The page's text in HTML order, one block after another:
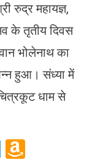
रुद्र महायज्ञ,
के तृतीय दिवस
भोलेनाथ का
हुआ। संध्या में
धाम से
Telegram